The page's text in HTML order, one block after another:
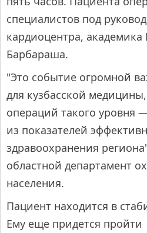
специалистов под
кардиоцентра,
Барбараша.
"Это событие огромной
для кузбасской
операций такого уровня
из показателей
здравоохранения
областной департамент
населения.
Пациент находится в
Ему еще придется пройти